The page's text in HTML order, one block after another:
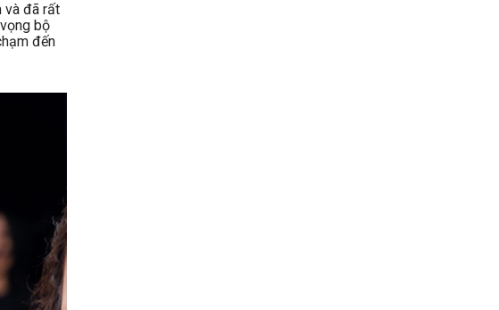
và đã rất
bộ
đến